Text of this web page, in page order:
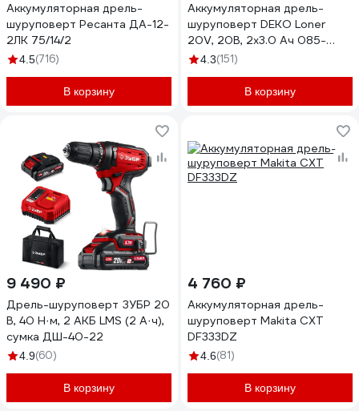
Аккумуляторная дрель-
шуруповерт Ресанта ДА-12-
2ЛК 75/14/2
4.5(716)
В корзину
Аккумуляторная дрель-
шуруповерт DEKO Loner
20V, 20В, 2x3.0 Ач 085-
1005
4.3(151)
В корзину
9 490 ₽
Дрель-шуруповерт ЗУБР 20
В, 40 Н·м, 2 АКБ LMS (2 А·ч),
сумка ДШ-40-22
4.9(60)
В корзину
4 760 ₽
Аккумуляторная дрель-
шуруповерт Makita CXT
DF333DZ
4.6(81)
В корзину